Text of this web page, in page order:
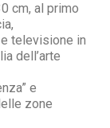
cm, al primo
televisione in
dell’arte
e
zone